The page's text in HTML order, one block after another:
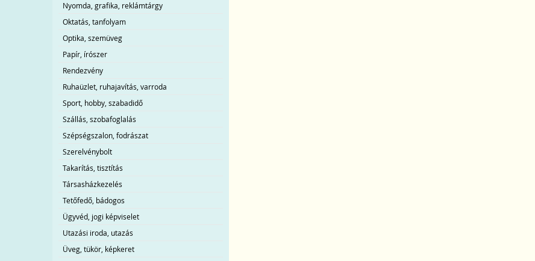
Nyomda, grafika, reklámtárgy
Oktatás, tanfolyam
Optika, szemüveg
Papír, írószer
Rendezvény
Ruhaüzlet, ruhajavítás, varroda
Sport, hobby, szabadidő
Szállás, szobafoglalás
Szépségszalon, fodrászat
Szerelvénybolt
Takarítás, tisztítás
Társasházkezelés
Tetőfedő, bádogos
Ügyvéd, jogi képviselet
Utazási iroda, utazás
Üveg, tükör, képkeret